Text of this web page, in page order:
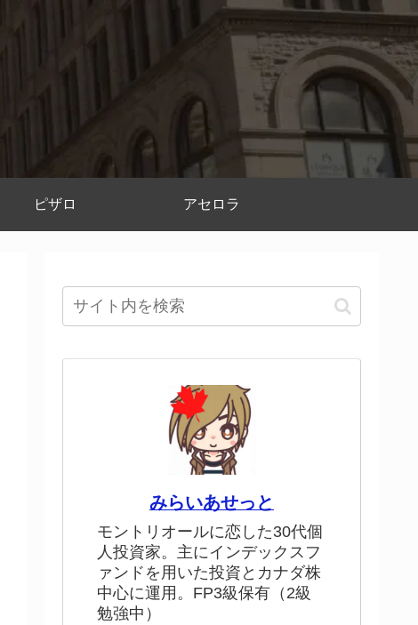
ピザロ アセロラ
みらいあせっと
モントリオールに恋した30代個
人投資家。主にインデックスフ
ァンドを用いた投資とカナダ株
中心に運用。FP3級保有（2級
勉強中）